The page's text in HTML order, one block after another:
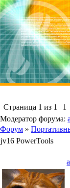
Страница 1 из 1
1
Модератор форума:
Форум »
jv16 PowerTools